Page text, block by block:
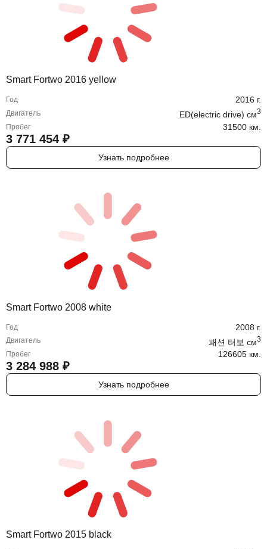
Smart Fortwo 2016 yellow
Год 2016 г.
Двигатель ED(electric drive) cм3
Пробег 31500 км.
3 771 454 ₽
Узнать подробнее
Smart Fortwo 2008 white
Год 2008 г.
Двигатель 패션 터보 cм3
Пробег 126605 км.
3 284 988 ₽
Узнать подробнее
Smart Fortwo 2015 black